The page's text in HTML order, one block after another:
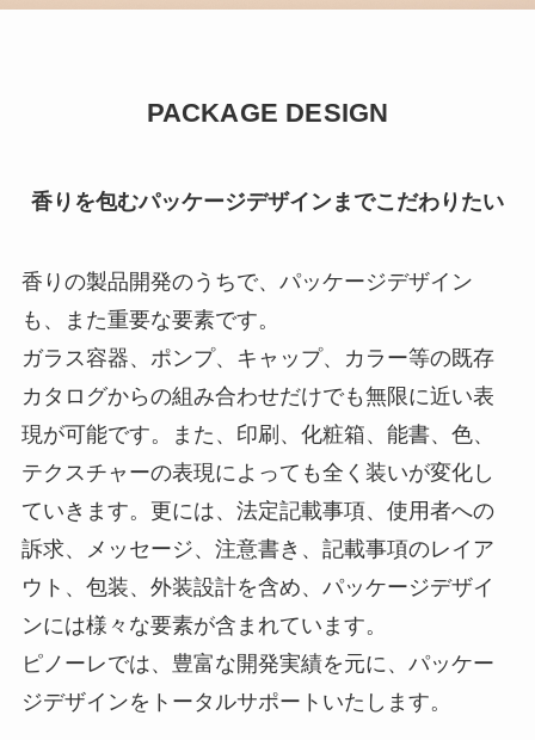
PACKAGE DESIGN
香りを包むパッケージデザインまでこだわりたい
香りの製品開発のうちで、パッケージデザイン
も、また重要な要素です。
ガラス容器、ポンプ、キャップ、カラー等の既存
カタログからの組み合わせだけでも無限に近い表
現が可能です。また、印刷、化粧箱、能書、色、
テクスチャーの表現によっても全く装いが変化し
ていきます。更には、法定記載事項、使用者への
訴求、メッセージ、注意書き、記載事項のレイア
ウト、包装、外装設計を含め、パッケージデザイ
ンには様々な要素が含まれています。
ピノーレでは、豊富な開発実績を元に、パッケー
ジデザインをトータルサポートいたします。